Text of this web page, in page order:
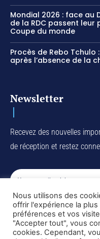
Mondial 2026 : face au
de la RDC passent
Coupe du monde
Procès de Rebo Tchulo
après l’absence de la
Newsletter
Recevez des nouvelles
de réception et restez
I've read and accept the
Nous utilisons des
offrir l'expérience la
préférences et vos
"Accepter tout", vous
cookies. Cependant,